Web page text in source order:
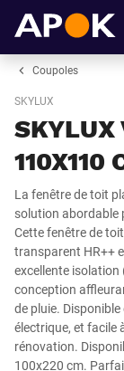
Coupoles
SKYLUX
SKYLUX
110X110
La fenêtre de toit
solution abordable
Cette fenêtre de
transparent HR++
excellente isolation
conception
de pluie.
électrique, et facile
rénovation.
100x220 cm.